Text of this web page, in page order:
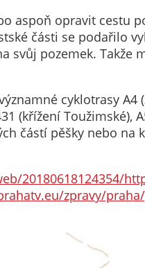
aspoň opravit cestu
části se podařilo
pozemek. Takže
cyklotrasy A4
(křížení
částí pěšky nebo na
20180618124354/
zpravy/
nebo
cookies
cookies
umožňují
měření
a našich